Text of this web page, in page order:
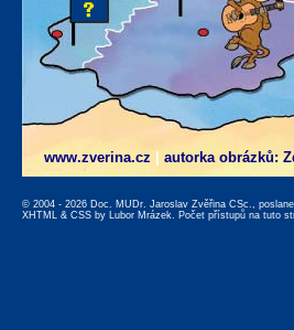
www.zverina.cz autorka obrázků:
© 2004 - 2026 Doc. MUDr. Jaroslav Zvěřina CSc.,
XHTML & CSS by Lubor Mrázek. Počet přístupů na tuto